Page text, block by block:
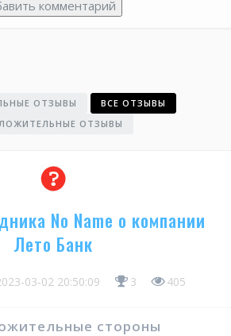
комментарий
ОТЗЫВЫ
ВСЕ ОТЗЫВЫ
ОТЗЫВЫ
No Name о компании
Лето Банк
03-02 20:50:09 3 405
стороны